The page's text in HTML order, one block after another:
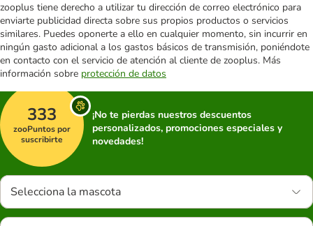
zooplus tiene derecho a utilizar tu dirección de correo electrónico para
enviarte publicidad directa sobre sus propios productos o servicios
similares. Puedes oponerte a ello en cualquier momento, sin incurrir en
ningún gasto adicional a los gastos básicos de transmisión, poniéndote
en contacto con el servicio de atención al cliente de zooplus. Más
información sobre protección de datos
333
zooPuntos por
suscribirte
¡No te pierdas nuestros descuentos
personalizados, promociones especiales y
novedades!
Selecciona la mascota